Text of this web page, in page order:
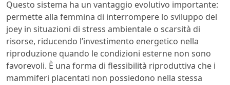
Questo sistema ha un vantaggio evolutivo importante:
permette alla femmina di interrompere lo sviluppo del
joey in situazioni di stress ambientale o scarsità di
risorse, riducendo l’investimento energetico nella
riproduzione quando le condizioni esterne non sono
favorevoli. È una forma di flessibilità riproduttiva che i
mammiferi placentati non possiedono nella stessa